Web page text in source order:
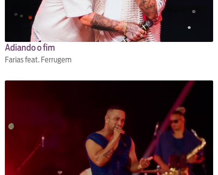
Adiando o fim
Farias feat. Ferrugem